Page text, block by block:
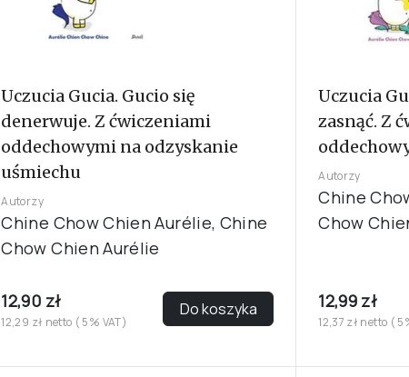
Uczucia Gucia. Gucio się
denerwuje. Z ćwiczeniami
oddechowymi na odzyskanie
uśmiechu
Autorzy
Chine Chow Chien Aurélie, Chine
Chow Chien Aurélie
12,90 zł
12,29 zł netto ( 5% VAT)
Do koszyka
Uczucia
zasnąć. Z
Autorzy
Chine
Chow
12,99 zł
12,37 zł netto (